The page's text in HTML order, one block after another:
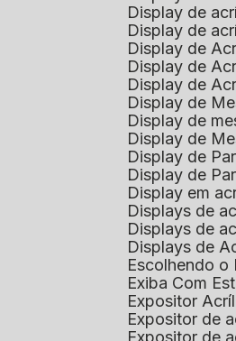
Display de
Display de
Display de
Display de
Display de
Display de
Display de
Display de
Display de
Display de
Display em
Displays de
Displays de
Displays de
Escolhendo
Exiba Com
Expositor
Expositor de
Expositor de